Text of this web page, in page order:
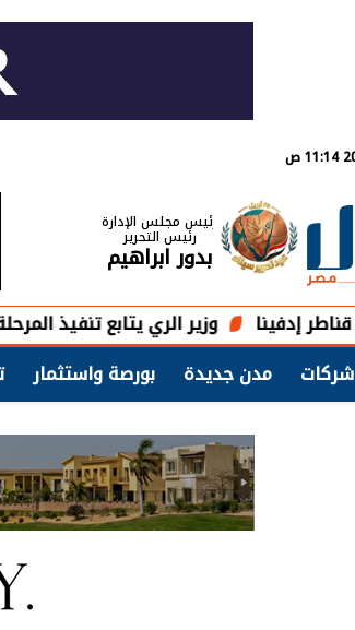
رئيس مجلس الإدارة
رئيس التحرير
بدور ابراهيم
وزير الري يتابع تنفيذ المرحلة الثالثة
شركات مدن جديدة بورصة واستثمار